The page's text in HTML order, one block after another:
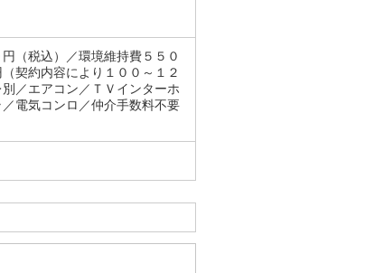
（税込）／環境維持費５５０
契約内容により１００～１２
／エアコン／ＴＶインターホ
電気コンロ／仲介手数料不要